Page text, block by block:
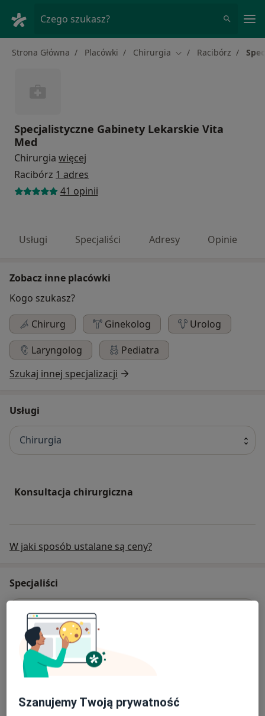
Czego szukasz?
Strona Główna Placówki Chirurgia Zmień miasto
Racibórz
Specjalistyczne Gabinety Lekarskie Vita
Med
Chirurgia więcej
Racibórz 1 adres
41 opinii
Usługi Specjaliści Adresy Opinie
Zobacz inne placówki
Kogo szukasz?
Chirurg
Ginekolog
Urolog
Laryngolog
Pediatra
Szukaj innej specjalizacji
Usługi
Chirurgia
Konsultacja chirurgiczna
W jaki sposób ustalane są ceny?
Specjaliści
Chirurg
Elżbieta Urszula Wielgos-Karpińska
2 opinie
Szanujemy Twoją prywatność